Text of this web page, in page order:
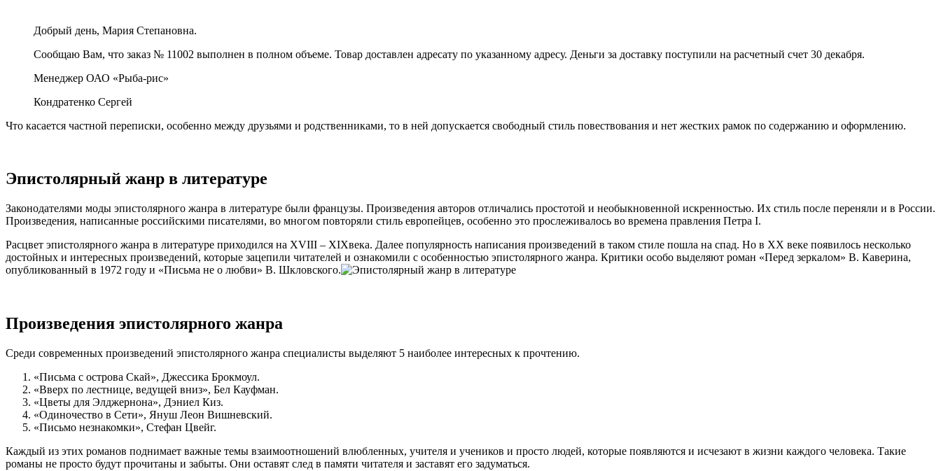
Добрый день, Мария Степановна.
Сообщаю Вам, что заказ № 11002 выполнен в полном объеме. Товар доставлен адресату по указанному адресу. Деньги за доставку поступили на расчетный счет 30 декабря.
Менеджер ОАО «Рыба-рис»
Кондратенко Сергей
Что касается частной переписки, особенно между друзьями и родственниками, то в ней допускается свободный стиль повествования и нет жестких рамок по содержанию и оформлению.
Эпистолярный жанр в литературе
Законодателями моды эпистолярного жанра в литературе были французы. Произведения авторов отличались простотой и необыкновенной искренностью. Их стиль после переняли и в России.
Произведения, написанные российскими писателями, во многом повторяли стиль европейцев, особенно это прослеживалось во времена правления Петра І.
Расцвет эпистолярного жанра в литературе приходился на XVIII – XIXвека. Далее популярность написания произведений в таком стиле пошла на спад. Но в XX веке появилось несколько
достойных и интересных произведений, которые зацепили читателей и ознакомили с особенностью эпистолярного жанра. Критики особо выделяют роман «Перед зеркалом» В. Каверина,
опубликованный в 1972 году и «Письма не о любви» В. Шкловского.
Произведения эпистолярного жанра
Среди современных произведений эпистолярного жанра специалисты выделяют 5 наиболее интересных к прочтению.
«Письма с острова Скай», Джессика Брокмоул.
«Вверх по лестнице, ведущей вниз», Бел Кауфман.
«Цветы для Элджернона», Дэниел Киз.
«Одиночество в Сети», Януш Леон Вишневский.
«Письмо незнакомки», Стефан Цвейг.
Каждый из этих романов поднимает важные темы взаимоотношений влюбленных, учителя и учеников и просто людей, которые появляются и исчезают в жизни каждого человека. Такие
романы не просто будут прочитаны и забыты. Они оставят след в памяти читателя и заставят его задуматься.